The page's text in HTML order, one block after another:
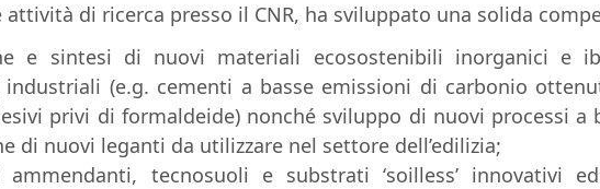
attività di ricerca presso il CNR, ha sviluppato una solida
e sintesi di nuovi materiali ecosostenibili inorganici e
industriali (e.g. cementi a basse emissioni di carbonio
privi di formaldeide) nonché sviluppo di nuovi processi a
di nuovi leganti da utilizzare nel settore dell’edilizia;
ammendanti, tecnosuoli e substrati ‘soilless’ innovativi